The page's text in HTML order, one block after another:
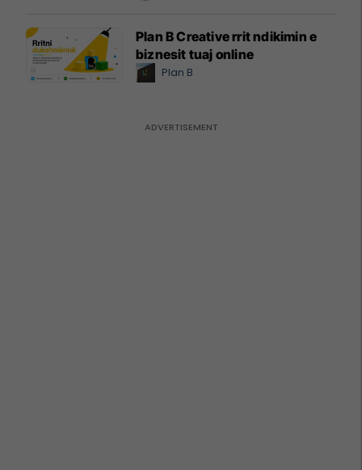
Plan B Creative rrit ndikimin e
biznesit tuaj online
Plan B